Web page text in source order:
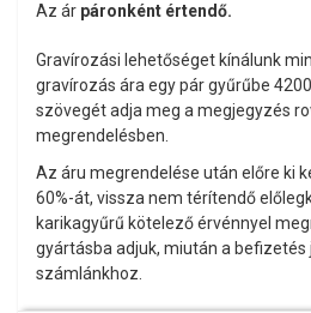
Az ár páronként értendő.
Gravírozási lehetőséget kínálunk
gravírozás ára egy pár gyűrűbe
szövegét adja meg a megjegyzés
megrendelésben.
Az áru megrendelése után előre ki
60%-át, vissza nem térítendő
karikagyűrű kötelező érvénnyel
gyártásba adjuk, miután a befizetés
számlánkhoz.